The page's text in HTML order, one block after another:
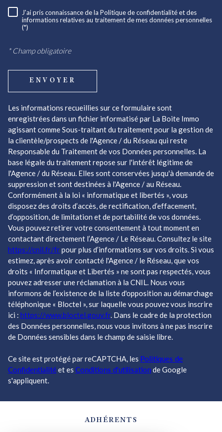
RÈGLEMENTATION
J'ai pris connaissance de la Politique de confidentialité et des
informations relatives au traitement de mes données personnelles
(*)
* Champ obligatoire
ENVOYER
Les informations recueillies sur ce formulaire sont
enregistrées dans un fichier informatisé par La Boite Immo
agissant comme Sous-traitant du traitement pour la gestion de
la clientèle/prospects de l'Agence / du Réseau qui reste
Responsable du Traitement de vos Données personnelles. La
base légale du traitement repose sur l'intérêt légitime de
l'Agence / du Réseau. Elles sont conservées jusqu'à demande de
suppression et sont destinées à l'Agence / au Réseau.
Conformément à la loi « informatique et libertés », vous
disposez des droits d’accès, de rectification, d’effacement,
d’opposition, de limitation et de portabilité de vos données.
Vous pouvez retirer votre consentement à tout moment en
contactant directement l’Agence / Le Réseau. Consultez le site
https://cnil.fr/frpour plus d’informations sur vos droits. Si vous
estimez, après avoir contacté l'Agence / le Réseau, que vos
droits « Informatique et Libertés » ne sont pas respectés, vous
pouvez adresser une réclamation à la CNIL. Nous vous
informons de l’existence de la liste d'opposition au démarchage
téléphonique « Bloctel », sur laquelle vous pouvez vous inscrire
ici : https://www.bloctel.gouv.fr. Dans le cadre de la protection
des Données personnelles, nous vous invitons à ne pas inscrire
de Données sensibles dans le champ de saisie libre.
Ce site est protégé par reCAPTCHA, les Politiques de
Confidentialitéet es Conditions d'utilisationde Google
s'appliquent.
ADHÉRENTS